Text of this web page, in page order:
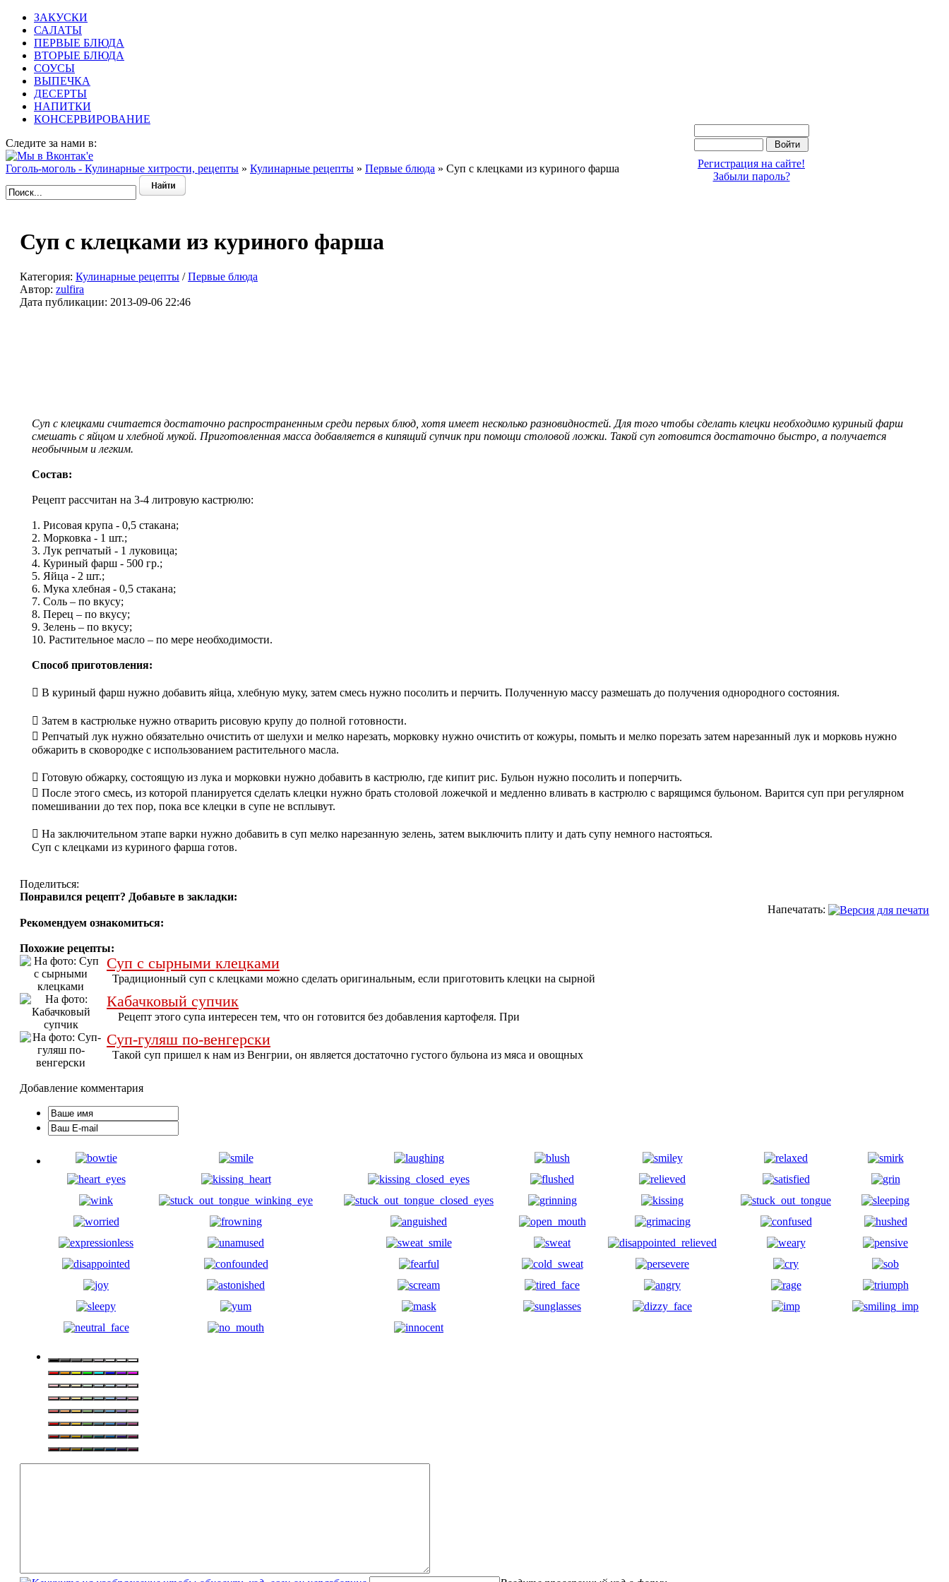
ЗАКУСКИ
САЛАТЫ
ПЕРВЫЕ БЛЮДА
ВТОРЫЕ БЛЮДА
СОУСЫ
ВЫПЕЧКА
ДЕСЕРТЫ
НАПИТКИ
КОНСЕРВИРОВАНИЕ
Следите за нами в:
Регистрация на сайте!
Забыли пароль?
Гоголь-моголь - Кулинарные хитрости, рецепты » Кулинарные рецепты » Первые блюда » Суп с клецками из куриного фарша
Суп с клецками из куриного фарша
Категория: Кулинарные рецепты /Первые блюда
Автор: zulfira
Дата публикации: 2013-09-06 22:46
Суп с клецками считается достаточно распространенным среди первых блюд, хотя имеет несколько разновидностей. Для того чтобы сделать клецки необходимо куриный фарш
смешать с яйцом и хлебной мукой. Приготовленная масса добавляется в кипящий супчик при помощи столовой ложки. Такой суп готовится достаточно быстро, а получается
необычным и легким.
Состав:
Рецепт рассчитан на 3-4 литровую кастрюлю:
1. Рисовая крупа - 0,5 стакана;
2. Морковка - 1 шт.;
3. Лук репчатый - 1 луковица;
4. Куриный фарш - 500 гр.;
5. Яйца - 2 шт.;
6. Мука хлебная - 0,5 стакана;
7. Соль – по вкусу;
8. Перец – по вкусу;
9. Зелень – по вкусу;
10. Растительное масло – по мере необходимости.
Способ приготовления:
 В куриный фарш нужно добавить яйца, хлебную муку, затем смесь нужно посолить и перчить. Полученную массу размешать до получения однородного состояния.
 Затем в кастрюльке нужно отварить рисовую крупу до полной готовности.
 Репчатый лук нужно обязательно очистить от шелухи и мелко нарезать, морковку нужно очистить от кожуры, помыть и мелко порезать затем нарезанный лук и морковь нужно
обжарить в сковородке с использованием растительного масла.
 Готовую обжарку, состоящую из лука и морковки нужно добавить в кастрюлю, где кипит рис. Бульон нужно посолить и поперчить.
 После этого смесь, из которой планируется сделать клецки нужно брать столовой ложечкой и медленно вливать в кастрюлю с варящимся бульоном. Варится суп при регулярном
помешивании до тех пор, пока все клецки в супе не всплывут.
 На заключительном этапе варки нужно добавить в суп мелко нарезанную зелень, затем выключить плиту и дать супу немного настояться.
Суп с клецками из куриного фарша готов.
Поделиться:
Понравился рецепт? Добавьте в закладки:
Напечатать:
Рекомендуем ознакомиться:
Похожие рецепты:
Суп с сырными клецками
Традиционный суп с клецками можно сделать оригинальным, если приготовить клецки на сырной
Кабачковый супчик
Рецепт этого супа интересен тем, что он готовится без добавления картофеля. При
Суп-гуляш по-венгерски
Такой суп пришел к нам из Венгрии, он является достаточно густого бульона из мяса и овощных
Добавление комментария